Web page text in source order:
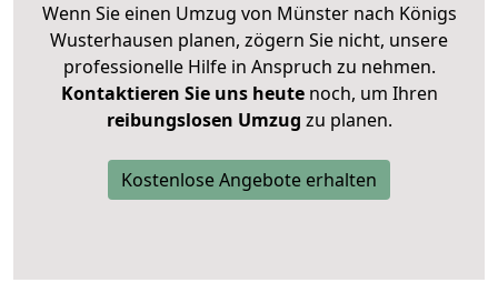
Wenn Sie einen Umzug von Münster nach Königs
Wusterhausen planen, zögern Sie nicht, unsere
professionelle Hilfe in Anspruch zu nehmen.
Kontaktieren Sie uns heutenoch, um Ihren
reibungslosen Umzug zu planen.
Kostenlose Angebote erhalten